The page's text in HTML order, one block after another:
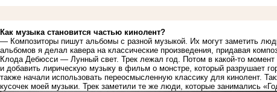
Как музыка становится частью кинолент?
― Композиторы пишут альбомы с разной музыкой. Их могут заметить
альбомов я делал кавера на классические произведения, придавая
Клода Дебюсси ― Лунный свет. Трек лежал год. Потом в какой-то момент
и добавить лирическую музыку в фильм о монстре, который разрушает
также начали использовать переосмысленную классику для кинолент.
кусочек моей музыки. Трек заметили те же люди, которые занимались